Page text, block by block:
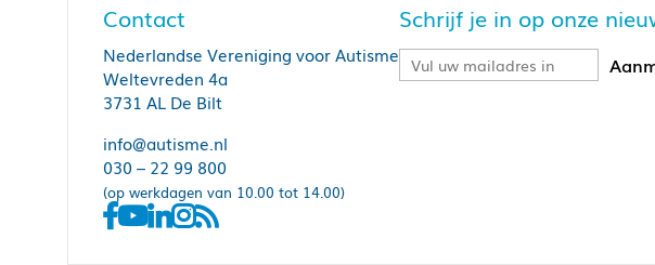
Contact
Nederlandse Vereniging voor Autisme
Weltevreden 4a
3731 AL De Bilt
info@autisme.nl
030 – 22 99 800
(op werkdagen van 10.00 tot 14.00)
Schrijf je in op onze